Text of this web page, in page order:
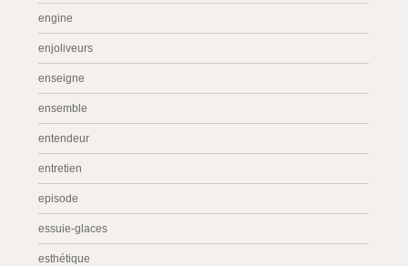
engine
enjoliveurs
enseigne
ensemble
entendeur
entretien
episode
essuie-glaces
esthétique